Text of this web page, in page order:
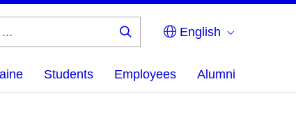
English
Students Employees Alumni